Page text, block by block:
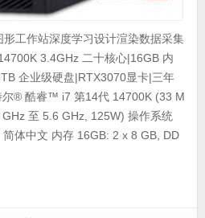
工作站深度学习设计渲染数据采集
3.4GHz 二十核心|16GB 内
企业级硬盘|RTX3070显卡|三年
尔® 酷睿™ i7 第14代 14700K (33 M
至 5.6 GHz, 125W) 操作系统
体中文 内存 16GB: 2 x 8 GB, DD